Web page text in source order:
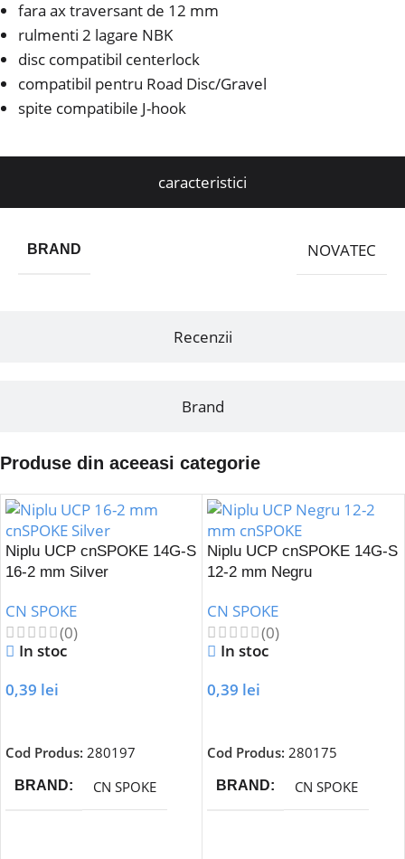
fara ax traversant de 12 mm
rulmenti 2 lagare NBK
disc compatibil centerlock
compatibil pentru Road Disc/Gravel
spite compatibile J-hook
caracteristici
Recenzii
Brand
BRAND NOVATEC
Produse din aceeasi categorie
Niplu UCP cnSPOKE 14G-S
16-2 mm Silver
CN SPOKE
(0)
In stoc
0,39 lei
Cod Produs: 280197
BRAND CN SPOKE
Niplu UCP cnSPOKE 14G-S
12-2 mm Negru
CN SPOKE
(0)
In stoc
0,39 lei
Cod Produs: 280175
BRAND CN SPOKE